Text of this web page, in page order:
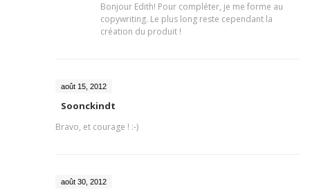
Bonjour Edith! Pour compléter, je me forme au
copywriting. Le plus long reste cependant la
création du produit !
août 15, 2012
Soonckindt
Bravo, et courage ! :-)
août 30, 2012